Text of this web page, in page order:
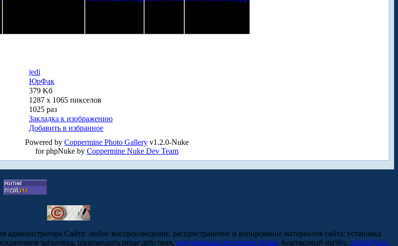
jedi
ЮрФак
379 Kб
1287 x 1065 пикселов
1025 раз
Закладка к изображению
Добавить в избранное
Powered by Coppermine Photo Gallery v1.2.0-Nuke
for phpNuke by Coppermine Nuke Dev Team
Сайта: любое воспроизведение, распространение и копирование материалов сайта; установка
заголовка, производить иные действия, нарушающие авторские права. Контактный имэйл: admin@law-